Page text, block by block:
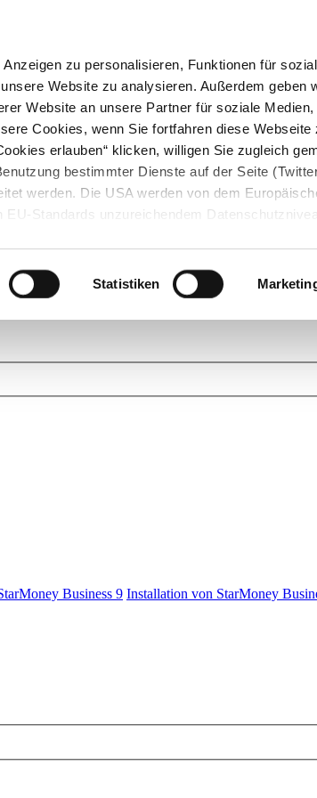
zu personalisieren, Funktionen für
Website zu analysieren. Außerdem geben
Website an unsere Partner für soziale Medien,
Cookies, wenn Sie fortfahren diese Webseite
erlauben“ klicken, willigen Sie zugleich
bestimmter Dienste auf der Seite
werden. Die USA werden von dem
Standards unzureichendem
Statistiken
Fragen und helfen Sie mit Ihrem Wissen anderen
Business 9 Installation von StarMoney